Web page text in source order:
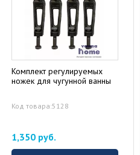
Комплект регулируемых
ножек для чугунной ванны
Код товара:5128
1,350 руб.